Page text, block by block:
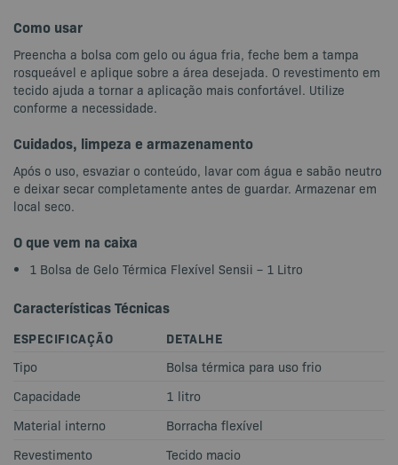
Como usar
Preencha a bolsa com gelo ou água fria, feche bem a tampa
rosqueável e aplique sobre a área desejada. O revestimento em
tecido ajuda a tornar a aplicação mais confortável. Utilize
conforme a necessidade.
Cuidados, limpeza e armazenamento
Após o uso, esvaziar o conteúdo, lavar com água e sabão neutro
e deixar secar completamente antes de guardar. Armazenar em
local seco.
O que vem na caixa
1 Bolsa de Gelo Térmica Flexível Sensii – 1 Litro
Características Técnicas
ESPECIFICAÇÃO DETALHE
Tipo
Bolsa térmica para uso frio
Capacidade
1 litro
Material interno
Borracha flexível
Revestimento
Tecido macio